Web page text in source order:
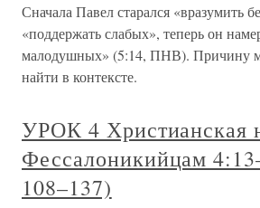
Сначала Павел старался «вразумить
«поддержать слабых», теперь он
малодушных» (5:14, ПНВ). Причину
найти в контексте.
УРОК 4 Христианская
Фессалоникийцам
108–137)